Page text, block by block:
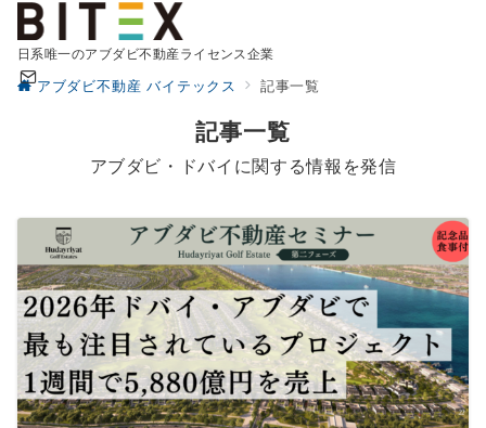
日系唯一のアブダビ不動産ライセンス企業
アブダビ不動産 バイテックス 記事一覧
記事一覧
アブダビ・ドバイに関する情報を発信